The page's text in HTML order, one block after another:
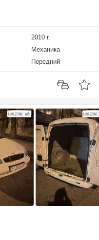
2010 г.
Механика
Передний